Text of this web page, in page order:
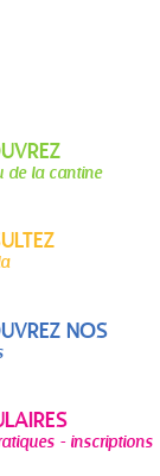
de la cantine
NOS
- inscriptions